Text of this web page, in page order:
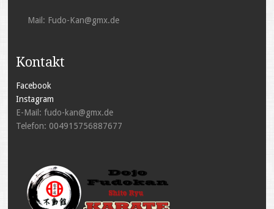
Mail: Fudo-Kan@gmx.de
Kontakt
Facebook
Instagram
E-Mail: fudo-kan@gmx.de
Telefon: 004915756887677